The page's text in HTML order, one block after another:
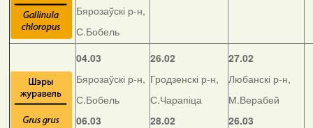
Бярозаўскі р-н,
С.Бобель
04.03
Бярозаўскі р-н,
С.Бобель
06.03
26.02
Гродзенскі р-н,
С.Чарапіца
28.02
27.02
Любанскі р-н,
М.Верабей
26.03